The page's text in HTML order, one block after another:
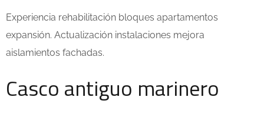
Experiencia rehabilitación bloques apartamentos
expansión. Actualización instalaciones mejora
aislamientos fachadas.
Casco antiguo marinero